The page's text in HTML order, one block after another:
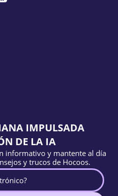
IMPULSADA
DE LA IA
informativo y mantente al día
y trucos de Hocoos.